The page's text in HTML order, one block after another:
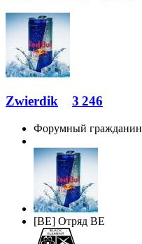
Zwierdik 3 246
Форумный гражданин
[BE] Отряд BE